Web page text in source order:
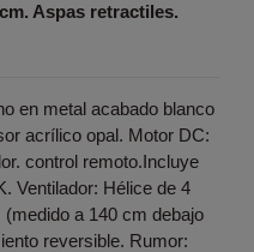
Aspas retractiles.
en metal acabado blanco
acrílico opal. Motor DC:
control remoto.Incluye
Ventilador: Hélice de 4
a 140 cm debajo
reversible. Rumor: